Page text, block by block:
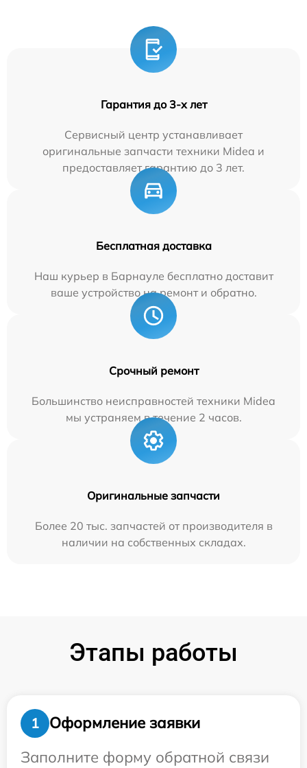
Гарантия до 3-х лет
Сервисный центр устанавливает
оригинальные запчасти техники Midea и
предоставляет гарантию до 3 лет.
Бесплатная доставка
Наш курьер в Барнауле бесплатно доставит
ваше устройство на ремонт и обратно.
Срочный ремонт
Большинство неисправностей техники Midea
мы устраняем в течение 2 часов.
Оригинальные запчасти
Более 20 тыс. запчастей от производителя в
наличии на собственных складах.
Этапы работы
1
Оформление заявки
Заполните форму обратной связи